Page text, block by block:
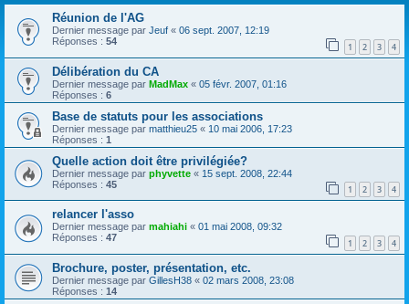
Réunion de l'AG
Dernier message par Jeuf « 06 sept. 2007, 12:19
Réponses : 54 1 2 3 4
Délibération du CA
Dernier message par MadMax « 05 févr. 2007, 01:16
Réponses : 6
Base de statuts pour les associations
Dernier message par matthieu25 « 10 mai 2006, 17:23
Réponses : 1
Quelle action doit être privilégiée?
Dernier message par phyvette « 15 sept. 2008, 22:44
Réponses : 45 1 2 3 4
relancer l'asso
Dernier message par mahiahi « 01 mai 2008, 09:32
Réponses : 47 1 2 3 4
Brochure, poster, présentation, etc.
Dernier message par GillesH38 « 02 mars 2008, 23:08
Réponses : 14